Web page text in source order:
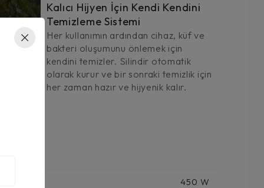
Kalıcı Hijyen İçin Kendi Kendini
Temizleme Sistemi
Her kullanımın ardından cihaz, küf ve
bakteri oluşumunu önlemek için
kendini temizler. Silindir otomatik
olarak kurur ve bir sonraki temizlik için
her zaman hazır ve hijyenik kalır.
450 W